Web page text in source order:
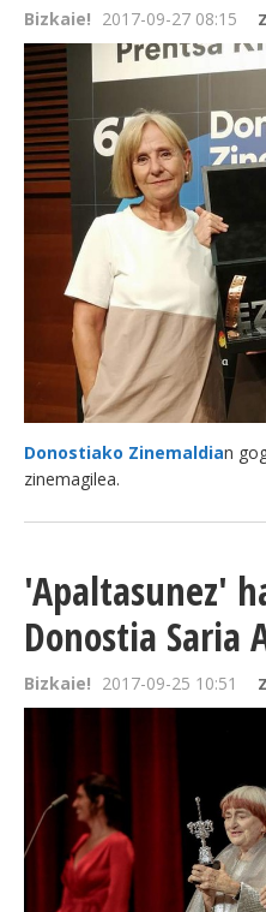
Bizkaie! 2017-09-27 08:15
Donostiako Zinemaldian
zinemagilea.
'Apaltasunez'
Donostia Saria
Bizkaie! 2017-09-25 10:51